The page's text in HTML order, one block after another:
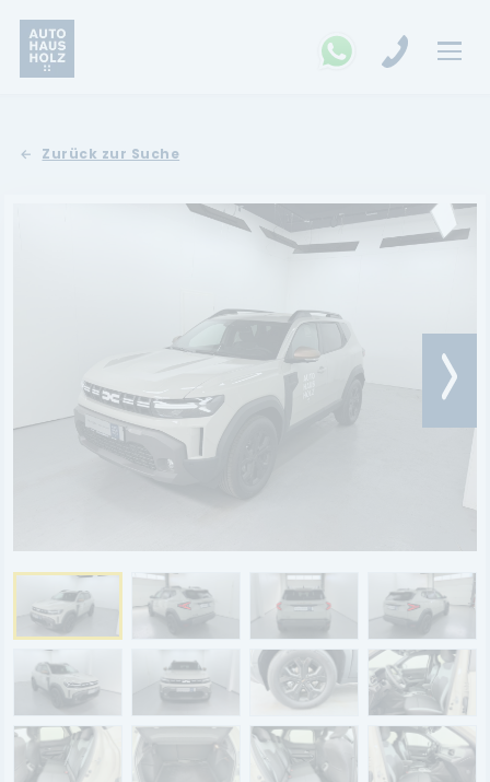
Land Rover
Renault
Dacia
SERVICE
Aktionsfahrzeuge
AutoAbo
Gewerbekunden
Probefahrt
Zurück zur Suche